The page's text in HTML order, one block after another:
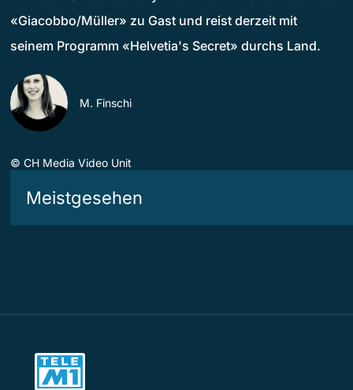
«Giacobbo/Müller» zu Gast und reist derzeit mit
seinem Programm «Helvetia's Secret» durchs Land.
M. Finschi
© CH Media Video Unit
Meistgesehen